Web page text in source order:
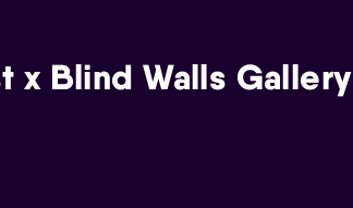
x Blind Walls Gallery